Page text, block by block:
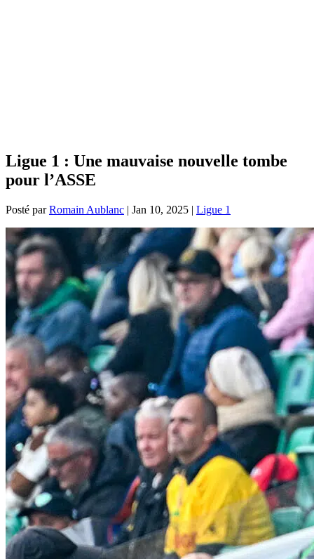
Ligue 1 : Une mauvaise nouvelle tombe
pour l’ASSE
Posté parRomain Aublanc | Jan 10, 2025 | Ligue 1